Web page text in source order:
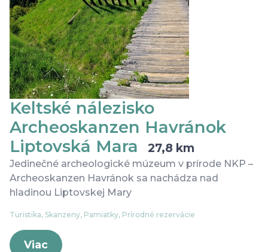
Keltské nálezisko
Archeoskanzen Havránok
Liptovská Mara
27,8 km
Jedinečné archeologické múzeum v prírode NKP –
Archeoskanzen Havránok sa nachádza nad
hladinou Liptovskej Mary
Turistika, Skanzeny, Pamiatky, Prírodné rezervácie
Viac